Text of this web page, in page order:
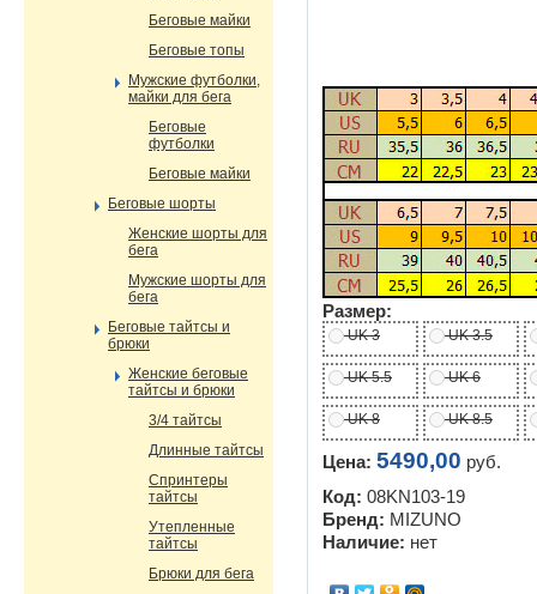
Размер:
UK 3 UK 3.5
UK 5.5 UK 6
UK 8 UK 8.5
Цена: 5490,00 руб.
Код: 08KN103-19
Бренд: MIZUNO
Наличие: нет
Беговые майки
Беговые топы
Мужские футболки,
майки для бега
Беговые
футболки
Беговые майки
Беговые шорты
Женские шорты для
бега
Мужские шорты для
бега
Беговые тайтсы и
брюки
Женские беговые
тайтсы и брюки
3/4 тайтсы
Длинные тайтсы
Спринтеры
тайтсы
Утепленные
тайтсы
Брюки для бега